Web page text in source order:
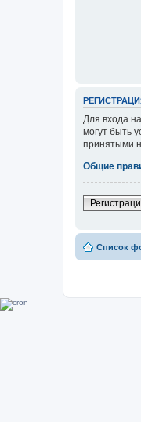
Для входа
могут быть
принятыми
Общие
Список